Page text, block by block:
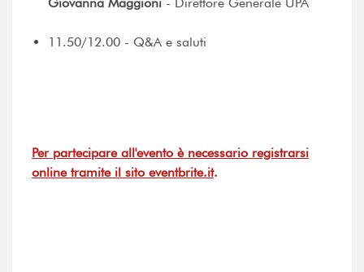
11.50/12.00 - Q&A e saluti
Per partecipare all'evento è necessario registrarsi
online tramite il sito eventbrite.it.